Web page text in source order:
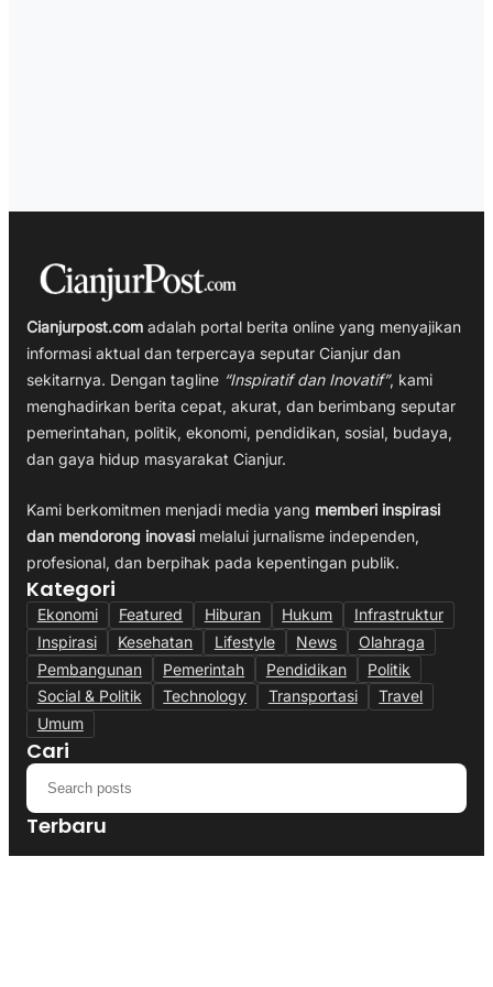
Cianjurpost.com adalah portal berita online yang menyajikan
informasi aktual dan terpercaya seputar Cianjur dan
sekitarnya. Dengan tagline “Inspiratif dan Inovatif”, kami
menghadirkan berita cepat, akurat, dan berimbang seputar
pemerintahan, politik, ekonomi, pendidikan, sosial, budaya,
dan gaya hidup masyarakat Cianjur.
Kami berkomitmen menjadi media yang memberi inspirasi
dan mendorong inovasi melalui jurnalisme independen,
profesional, dan berpihak pada kepentingan publik.
Kategori
Ekonomi Featured Hiburan Hukum
Infrastruktur
Inspirasi
Kesehatan Lifestyle News
Olahraga
Pembangunan
Pemerintah Pendidikan
Politik
Social & Politik
Technology Transportasi
Travel
Umum
Cari
Terbaru